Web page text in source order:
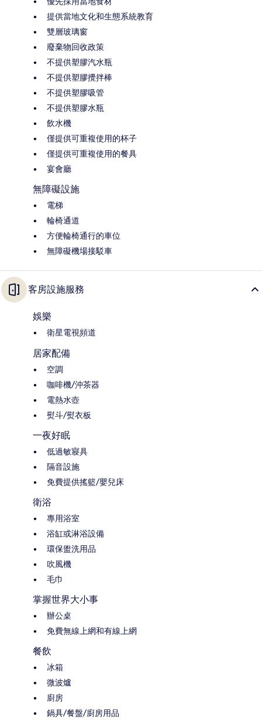
提供當地文化和生態系統教育
雙層玻璃窗
廢棄物回收政策
不提供塑膠汽水瓶
不提供塑膠攪拌棒
不提供塑膠吸管
不提供塑膠水瓶
飲水機
僅提供可重複使用的杯子
僅提供可重複使用的餐具
宴會廳
無障礙設施
電梯
輪椅通道
方便輪椅通行的車位
無障礙機場接駁車
客房設施服務
娛樂
衛星電視頻道
居家配備
空調
咖啡機/沖茶器
電熱水壺
熨斗/熨衣板
一夜好眠
低過敏寢具
隔音設施
免費提供搖籃/嬰兒床
衛浴
專用浴室
浴缸或淋浴設備
環保盥洗用品
吹風機
毛巾
掌握世界大小事
辦公桌
免費無線上網和有線上網
餐飲
冰箱
微波爐
廚房
鍋具/餐盤/廚房用品